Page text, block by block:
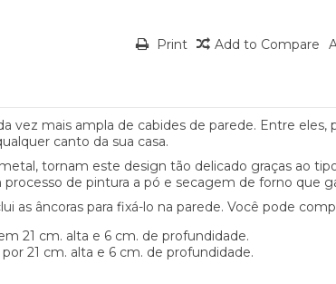
Print Add to Compare
vez mais ampla de cabides de parede. Entre
canto da sua casa.
tornam este design tão delicado graças ao
de pintura a pó e secagem de forno que
as âncoras para fixá-lo na parede. Você pode
21 cm. alta e 6 cm. de profundidade.
21 cm. alta e 6 cm. de profundidade.